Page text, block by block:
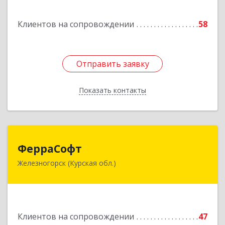
Клиентов на сопровождении 58
Отправить заявку
Показать контакты
Отправить заявку
Назад
ФерраСофт
Железногорск (Курская обл.)
Клиентов на сопровождении 47
307179, Курская обл, Железногорск г, Ленина ул,